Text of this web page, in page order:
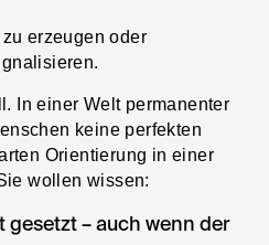
erzeugen oder
In einer Welt permanenter
keine perfekten
Orientierung in einer
wollen wissen:
gesetzt – auch wenn der